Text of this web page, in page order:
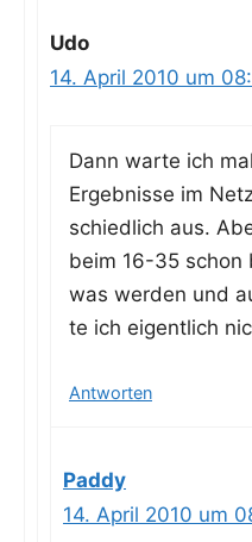
Udo
14. April 2010 um
Dann war­te ich
Ergeb­nis­se im
schied­lich aus.
beim 16-35 schon
was wer­den und
te ich eigent­lich
Antworten
Paddy
14. April 2010 um